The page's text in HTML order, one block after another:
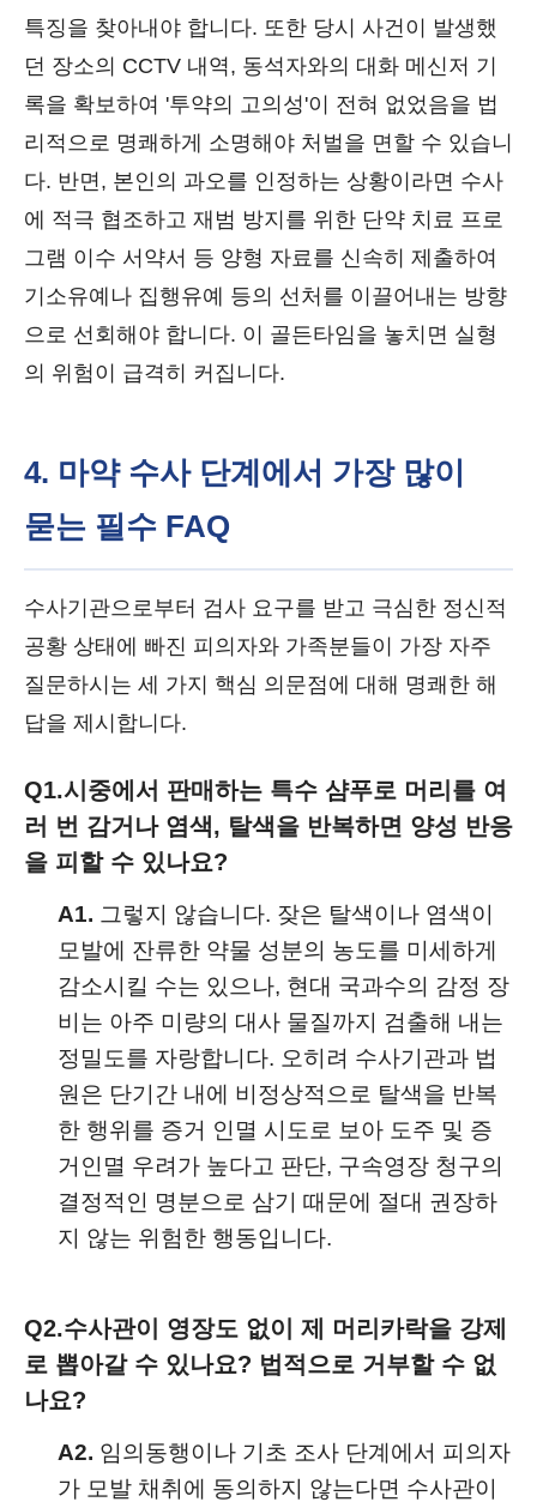
특징을 찾아내야 합니다. 또한 당시 사건이 발생했
던 장소의 CCTV 내역, 동석자와의 대화 메신저 기
록을 확보하여 '투약의 고의성'이 전혀 없었음을 법
리적으로 명쾌하게 소명해야 처벌을 면할 수 있습니
다. 반면, 본인의 과오를 인정하는 상황이라면 수사
에 적극 협조하고 재범 방지를 위한 단약 치료 프로
그램 이수 서약서 등 양형 자료를 신속히 제출하여
기소유예나 집행유예 등의 선처를 이끌어내는 방향
으로 선회해야 합니다. 이 골든타임을 놓치면 실형
의 위험이 급격히 커집니다.
4. 마약 수사 단계에서 가장 많이
묻는 필수 FAQ
수사기관으로부터 검사 요구를 받고 극심한 정신적
공황 상태에 빠진 피의자와 가족분들이 가장 자주
질문하시는 세 가지 핵심 의문점에 대해 명쾌한 해
답을 제시합니다.
Q1.시중에서 판매하는 특수 샴푸로 머리를 여
러 번 감거나 염색, 탈색을 반복하면 양성 반응
을 피할 수 있나요?
A1. 그렇지 않습니다. 잦은 탈색이나 염색이
모발에 잔류한 약물 성분의 농도를 미세하게
감소시킬 수는 있으나, 현대 국과수의 감정 장
비는 아주 미량의 대사 물질까지 검출해 내는
정밀도를 자랑합니다. 오히려 수사기관과 법
원은 단기간 내에 비정상적으로 탈색을 반복
한 행위를 증거 인멸 시도로 보아 도주 및 증
거인멸 우려가 높다고 판단, 구속영장 청구의
결정적인 명분으로 삼기 때문에 절대 권장하
지 않는 위험한 행동입니다.
Q2.수사관이 영장도 없이 제 머리카락을 강제
로 뽑아갈 수 있나요? 법적으로 거부할 수 없
나요?
A2. 임의동행이나 기초 조사 단계에서 피의자
가 모발 채취에 동의하지 않는다면 수사관이